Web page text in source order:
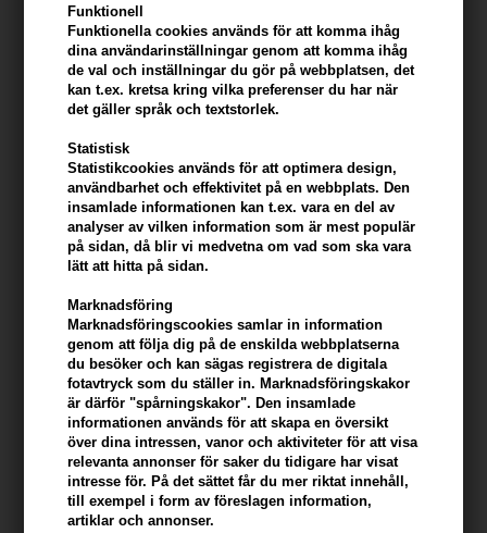
Funktionell
Funktionella cookies används för att komma ihåg
dina användarinställningar genom att komma ihåg
de val och inställningar du gör på webbplatsen, det
kan t.ex. kretsa kring vilka preferenser du har när
det gäller språk och textstorlek.
Statistisk
Statistikcookies används för att optimera design,
användbarhet och effektivitet på en webbplats. Den
insamlade informationen kan t.ex. vara en del av
analyser av vilken information som är mest populär
på sidan, då blir vi medvetna om vad som ska vara
lätt att hitta på sidan.
Marknadsföring
Marknadsföringscookies samlar in information
genom att följa dig på de enskilda webbplatserna
du besöker och kan sägas registrera de digitala
fotavtryck som du ställer in. Marknadsföringskakor
är därför "spårningskakor". Den insamlade
informationen används för att skapa en översikt
över dina intressen, vanor och aktiviteter för att visa
relevanta annonser för saker du tidigare har visat
intresse för. På det sättet får du mer riktat innehåll,
till exempel i form av föreslagen information,
artiklar och annonser.
inom tre år och två månader från det att du tog emot
varan, förlorar du rätten att göra eventuella påföljder
enligt konsumentköplagen gällande mot oss.
Om du vill använda din reklamationsrätt utan att använda
Hair247
Frisenborgvej 6A
DK-7800 Skive
Vi accepterar endast paket som skickas direkt till
adressen.
När du returnerar varan, vänligen bifoga en detaljerad
beskrivning av problemet.
För att skicka en defekt artikel skickar vi dig en
paketetikett som du kan fästa på paketet.